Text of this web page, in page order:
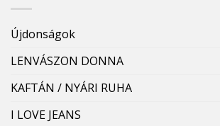
Újdonságok
LENVÁSZON DONNA
KAFTÁN / NYÁRI RUHA
I LOVE JEANS